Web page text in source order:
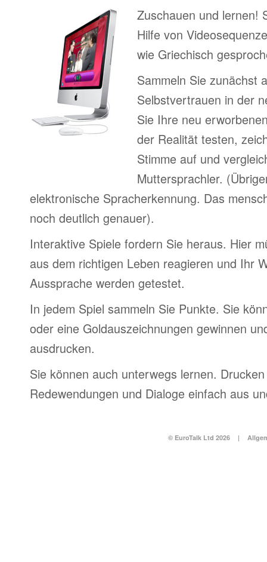
Zuschauen und lernen!
Hilfe von
wie Griechisch
Sammeln Sie zunächst
Selbstvertrauen in der
Sie Ihre neu
der Realität testen,
Stimme auf und
Muttersprachler.
elektronische Spracherkennung. Das
noch deutlich genauer).
Interaktive Spiele fordern Sie heraus. Hier
aus dem richtigen Leben reagieren und Ihr
Aussprache werden getestet.
In jedem Spiel sammeln Sie Punkte. Sie
oder eine Goldauszeichnungen gewinnen
ausdrucken.
Sie können auch unterwegs lernen.
Redewendungen und Dialoge einfach aus
© EuroTalk Ltd 2026 |